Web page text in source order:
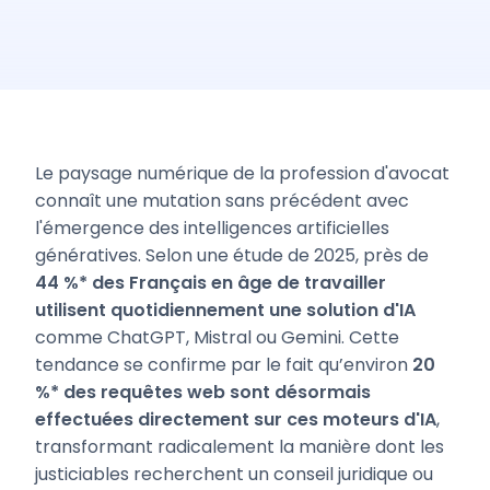
Le paysage numérique de la profession d'avocat
connaît une mutation sans précédent avec
l'émergence des intelligences artificielles
génératives. Selon une étude de 2025, près de
44 %* des Français en âge de travailler
utilisent quotidiennement une solution d'IA
comme ChatGPT, Mistral ou Gemini. Cette
tendance se confirme par le fait qu’environ 20
%* des requêtes web sont désormais
effectuées directement sur ces moteurs d'IA,
transformant radicalement la manière dont les
justiciables recherchent un conseil juridique ou